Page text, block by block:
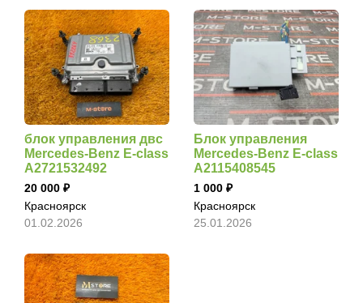
блок управления двс
Mercedes-Benz E-class
A2721532492
20 000
Красноярск
01.02.2026
Блок управления
Mercedes-Benz E-class
A2115408545
1 000
Красноярск
25.01.2026